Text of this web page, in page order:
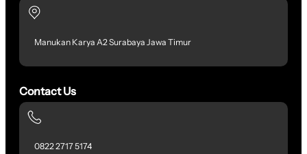
Manukan Karya A2 Surabaya Jawa Timur
Contact Us
0822 2717 5174